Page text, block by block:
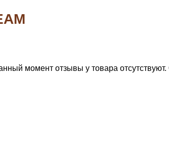
момент отзывы у товара